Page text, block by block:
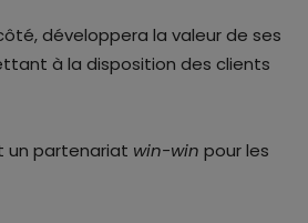
développera la valeur de ses
à la disposition des clients
un partenariat win-win pour les